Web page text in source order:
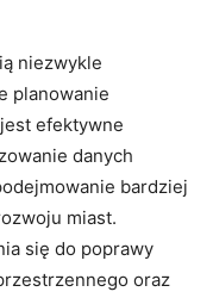
niezwykle
planowanie
efektywne
danych
bardziej
miast.
się do poprawy
oraz